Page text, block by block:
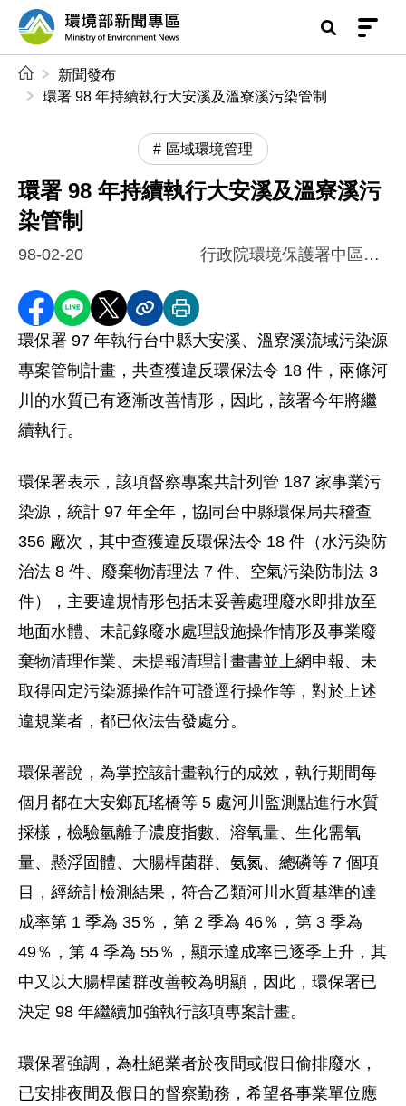
前往中央內容區塊
環境部新聞專區
新聞發布
環署 98 年持續執行大安溪及溫寮溪污染管制
區域環境管理
環署 98 年持續執行大安溪及溫寮溪污
染管制
98-02-20 行政院環境保護署中區督察大隊
分享至 Facebook
分享到 LINE
分享到 X分享內容連結
列印本頁
環保署 97 年執行台中縣大安溪、溫寮溪流域污染源
專案管制計畫，共查獲違反環保法令 18 件，兩條河
川的水質已有逐漸改善情形，因此，該署今年將繼
續執行。
環保署表示，該項督察專案共計列管 187 家事業污
染源，統計 97 年全年，協同台中縣環保局共稽查
356 廠次，其中查獲違反環保法令 18 件（水污染防
治法 8 件、廢棄物清理法 7 件、空氣污染防制法 3
件），主要違規情形包括未妥善處理廢水即排放至
地面水體、未記錄廢水處理設施操作情形及事業廢
棄物清理作業、未提報清理計畫書並上網申報、未
取得固定污染源操作許可證逕行操作等，對於上述
違規業者，都已依法告發處分。
環保署說，為掌控該計畫執行的成效，執行期間每
個月都在大安鄉瓦瑤橋等 5 處河川監測點進行水質
採樣，檢驗氫離子濃度指數、溶氧量、生化需氧
量、懸浮固體、大腸桿菌群、氨氮、總磷等 7 個項
目，經統計檢測結果，符合乙類河川水質基準的達
成率第 1 季為 35％，第 2 季為 46％，第 3 季為
49％，第 4 季為 55％，顯示達成率已逐季上升，其
中又以大腸桿菌群改善較為明顯，因此，環保署已
決定 98 年繼續加強執行該項專案計畫。
環保署強調，為杜絕業者於夜間或假日偷排廢水，
已安排夜間及假日的督察勤務，希望各事業單位應